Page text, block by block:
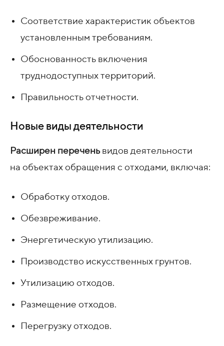
Соответствие характеристик объектов
установленным требованиям.
Обоснованность включения
труднодоступных территорий.
Правильность отчетности.
Новые виды деятельности
Расширен переченьвидов деятельности
на объектах обращения с отходами, включая:
Обработку отходов.
Обезвреживание.
Энергетическую утилизацию.
Производство искусственных грунтов.
Утилизацию отходов.
Размещение отходов.
Перегрузку отходов.